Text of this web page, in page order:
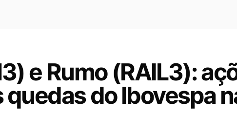
e Rumo (RAIL3):
do Ibovespa